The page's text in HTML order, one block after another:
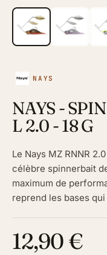
NAYS
NAYS -
L 2.0 - 18 G
Le Nays MZ RNNR
célèbre spinnerbait
maximum de
reprend les bases
12,90 €